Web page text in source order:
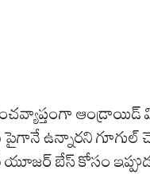
ఉన్నారని గూగుల్
బేస్ కోసం